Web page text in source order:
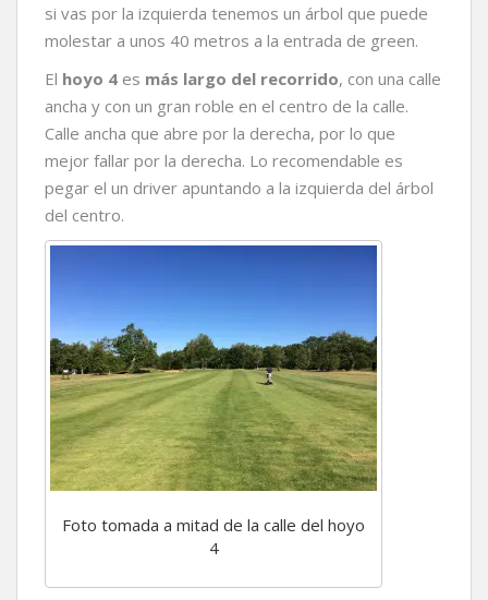
si vas por la izquierda tenemos un árbol que puede
molestar a unos 40 metros a la entrada de green.
El hoyo 4 es más largo del recorrido, con una calle
ancha y con un gran roble en el centro de la calle.
Calle ancha que abre por la derecha, por lo que
mejor fallar por la derecha. Lo recomendable es
pegar el un driver apuntando a la izquierda del árbol
del centro.
Foto tomada a mitad de la calle del hoyo
4